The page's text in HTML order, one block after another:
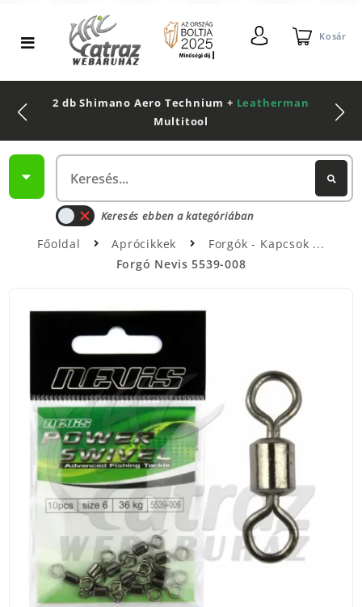
Kosár
2 db Shimano Aero Technium + Leatherman
Multitool
Keresés ebben a kategóriában
Főoldal Aprócikkek
Forgók - Kapcsok
Forgó Nevis 5539-008